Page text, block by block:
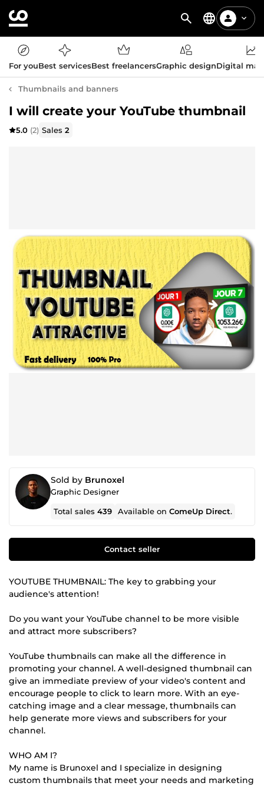
For youBest servicesBest freelancersGraphic designDigital
Thumbnails and banners
I will create your YouTube thumbnail
5.0 (2) Sales2
Sold by Brunoxel
Graphic Designer
Total sales439 Available onComeUp Direct.
Contact seller
YOUTUBE THUMBNAIL: The key to grabbing your
audience's attention!
Do you want your YouTube channel to be more visible
and attract more subscribers?
YouTube thumbnails can make all the difference in
promoting your channel. A well-designed thumbnail can
give an immediate preview of your video's content and
encourage people to click to learn more. With an eye-
catching image and a clear message, thumbnails can
help generate more views and subscribers for your
channel.
WHO AM I?
My name is Brunoxel and I specialize in designing
custom thumbnails that meet your needs and marketing